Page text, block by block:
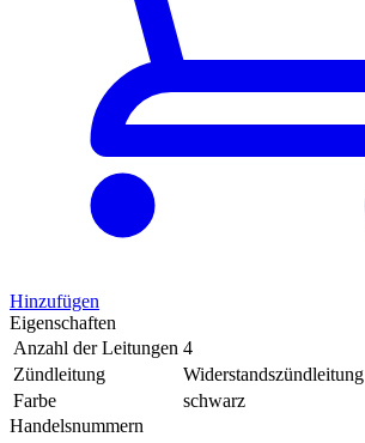
Hinzufügen
Eigenschaften
Anzahl der Leitungen 4
Zündleitung
Widerstandszündleitung
Farbe
schwarz
Handelsnummern